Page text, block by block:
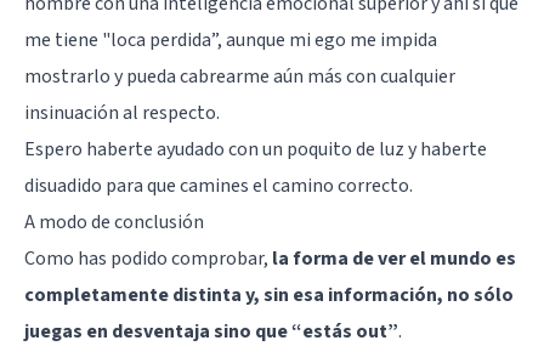
me tiene "loca perdida”, aunque mi ego me impida
mostrarlo y pueda cabrearme aún más con cualquier
insinuación al respecto.
Espero haberte ayudado con un poquito de luz y haberte
disuadido para que camines el camino correcto.
A modo de conclusión
Como has podido comprobar, la forma de ver el mundo es
completamente distinta y, sin esa información, no sólo
juegas en desventaja sino que “estás out”.